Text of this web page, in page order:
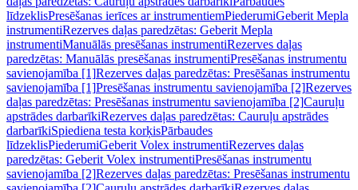
līdzeklisPresēšanas ierīces ar instrumentiemPiederumiGeberit Mepla
instrumentiRezerves daļas paredzētas: Geberit Mepla
instrumentiManuālās presēšanas instrumentiRezerves daļas
paredzētas: Manuālās presēšanas instrumentiPresēšanas instrumentu
savienojamība [1]Rezerves daļas paredzētas: Presēšanas instrumentu
savienojamība [1]Presēšanas instrumentu savienojamība [2]Rezerves
daļas paredzētas: Presēšanas instrumentu savienojamība [2]Cauruļu
apstrādes darbarīkiRezerves daļas paredzētas: Cauruļu apstrādes
darbarīkiSpiediena testa korķisPārbaudes
līdzeklisPiederumiGeberit Volex instrumentiRezerves daļas
paredzētas: Geberit Volex instrumentiPresēšanas instrumentu
savienojamība [2]Rezerves daļas paredzētas: Presēšanas instrumentu